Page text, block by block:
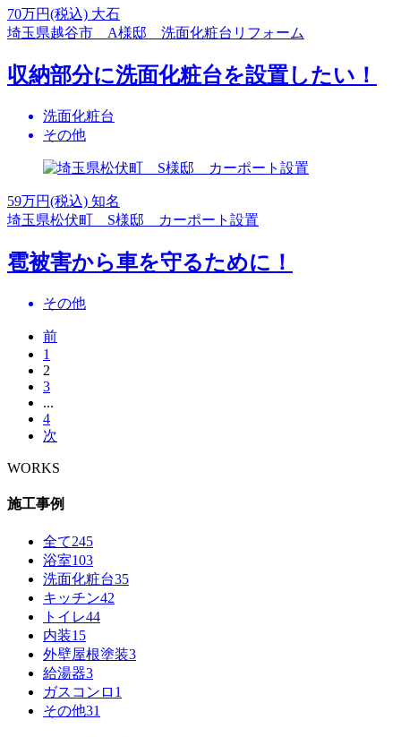
70万円(税込) 大石
埼玉県越谷市 A様邸 洗面化粧台リフォーム
収納部分に洗面化粧台を設置したい！
洗面化粧台
その他
59万円(税込) 知名
埼玉県松伏町 S様邸 カーポート設置
雹被害から車を守るために！
その他
前
1
2
3
...
4
次
WORKS
施工事例
全て245
浴室103
洗面化粧台35
キッチン42
トイレ44
内装15
外壁屋根塗装3
給湯器3
ガスコンロ 1
その他31